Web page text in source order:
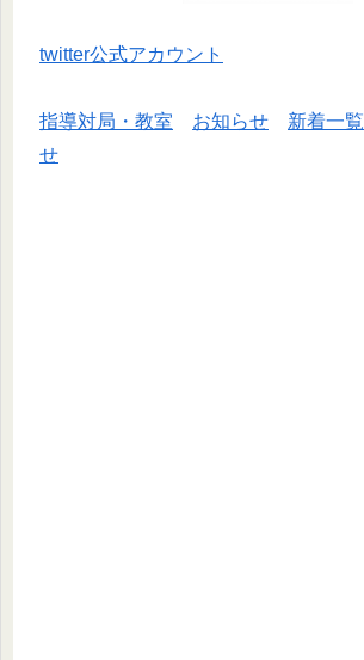
twitter公式アカウント
指導対局・教室 お知らせ 新着一覧
せ